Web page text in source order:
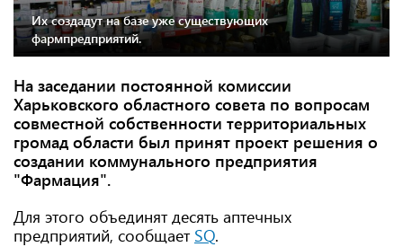
Их создадут на базе уже существующих
фармпредприятий.
На заседании постоянной комиссии
Харьковского областного совета по вопросам
совместной собственности территориальных
громад области был принят проект решения о
создании коммунального предприятия
"Фармация".
Для этого объединят десять аптечных
предприятий, сообщает SQ.